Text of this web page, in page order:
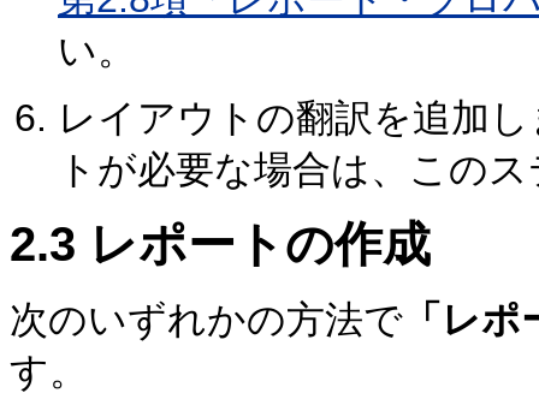
い。
レイアウトの翻訳を追加
トが必要な場合は、この
2.3 レポートの作成
次のいずれかの方法で 「レ
す。